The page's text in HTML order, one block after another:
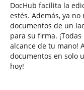
DocHub facilita la
estés. Además, ya
documentos de un
para su firma.
alcance de tu mano!
documentos en solo
hoy!